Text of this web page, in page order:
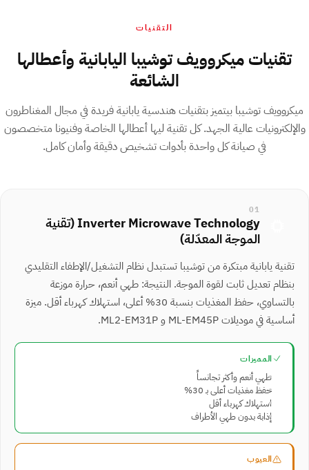
التقنيات
تقنيات ميكروويف توشيبا اليابانية وأعطالها
الشائعة
ميكروويف توشيبا بيتميز بتقنيات هندسية يابانية فريدة في مجال المغناطرون
والإلكترونيات عالية الجهد. كل تقنية ليها أعطالها الخاصة وفنيونا متخصصون
في صيانة كل واحدة بأدوات تشخيص دقيقة وأمان كامل.
01
Inverter Microwave Technology (تقنية
الموجة المعدّلة)
تقنية يابانية مبتكرة من توشيبا تستبدل نظام التشغيل/الإطفاء التقليدي
بنظام تعديل ثابت لقوة الموجة. النتيجة: طهي أنعم، حرارة موزعة
بالتساوي، حفظ المغذيات بنسبة 30% أعلى، استهلاك كهرباء أقل. ميزة
أساسية في موديلات ML-EM45P و ML2-EM31P.
المميزات
طهي أنعم وأكثر تجانساً
حفظ مغذيات أعلى بـ 30%
استهلاك كهرباء أقل
إذابة بدون طهي الأطراف
العيوب